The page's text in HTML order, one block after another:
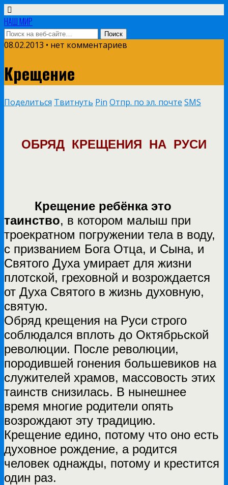
НАШ МИР
08.02.2013 • нет комментариев
Крещение
Поделиться Твитнуть Pin Отпр. по эл. почте SMS
ОБРЯД КРЕЩЕНИЯ НА РУСИ
Крещение ребёнка это
таинство, в котором малыш при
троекратном погружении тела в воду,
с призванием Бога Отца, и Сына, и
Святого Духа умирает для жизни
плотской, греховной и возрождается
от Духа Святого в жизнь духовную,
святую.
Обряд крещения на Руси строго
соблюдался вплоть до Октябрьской
революции. После революции,
породившей гонения большевиков на
служителей храмов, массовость этих
таинств снизилась. В нынешнее
время многие родители опять
возрождают эту традицию.
Крещение едино, потому что оно есть
духовное рождение, а родится
человек однажды, потому и крестится
один раз.